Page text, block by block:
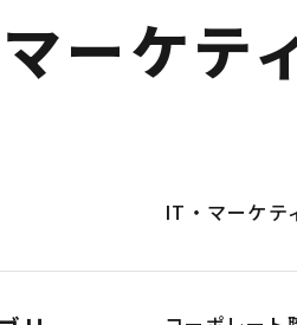
ーンシップ
る
イアイ
ーケテ
IT・マーケテ